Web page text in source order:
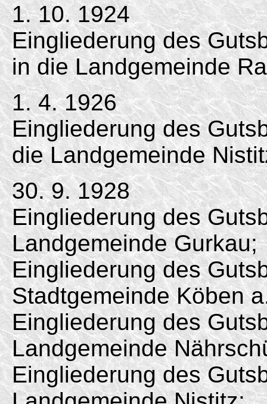
1. 10. 1924
Eingliederung des
in die Landgemeinde
1. 4. 1926
Eingliederung des
die Landgemeinde
30. 9. 1928
Eingliederung des
Landgemeinde Gurkau;
Eingliederung des
Stadtgemeinde Köben
Eingliederung des
Landgemeinde
Eingliederung des